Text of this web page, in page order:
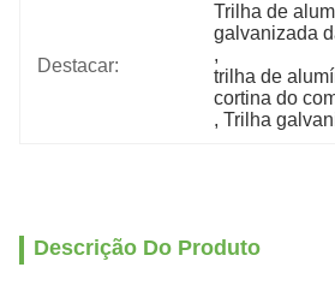
Destacar:
Trilha de
galvanizada
,
trilha de
cortina do
, Trilha
Descrição Do Produto